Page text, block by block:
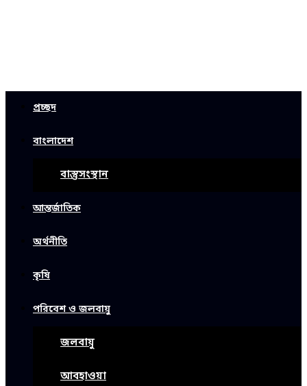
প্রচ্ছদ
বাংলাদেশ
বাস্তুসংস্থান
আন্তর্জাতিক
অর্থনীতি
কৃষি
পরিবেশ ও জলবায়ু
জলবায়ু
আবহাওয়া